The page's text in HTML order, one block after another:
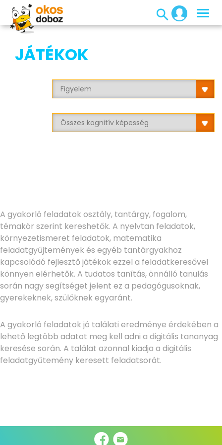
JÁTÉKOK
A gyakorló feladatok osztály, tantárgy, fogalom,
témakör szerint kereshetők. A nyelvtan feladatok,
környezetismeret feladatok, matematika
feladatgyűjtemények és egyéb tantárgyakhoz
kapcsolódó fejlesztő játékok ezzel a feladatkeresővel
könnyen elérhetők. A tudatos tanítás, önnálló tanulás
során nagy segítséget jelent ez a pedagógusoknak,
gyerekeknek, szülőknek egyaránt.
A gyakorló feladatok jó találati eredménye érdekében a
lehető legtöbb adatot meg kell adni a digitális tananyag
keresése során. A találat azonnal kiadja a digitális
feladatgyűtemény keresett feladatsorát.